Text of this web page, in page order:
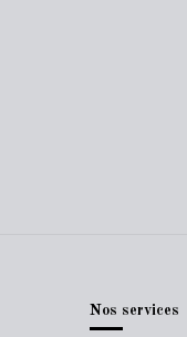
Nos services